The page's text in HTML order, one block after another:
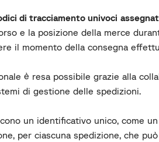
di tracciamento univoci
e la posizione della merce
il momento della consegna
è resa possibile grazie alla
di gestione delle spedizioni.
un identificativo unico, come
per ciascuna spedizione, che